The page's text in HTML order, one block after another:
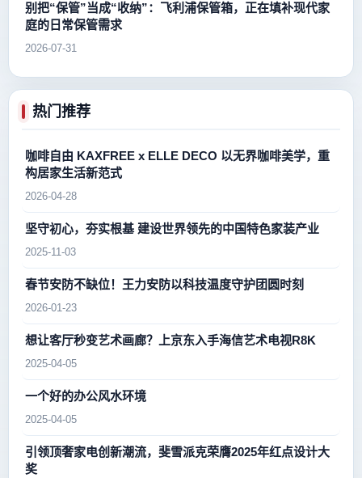
别把“保管”当成“收纳”：飞利浦保管箱，正在填补现代家
庭的日常保管需求
2026-07-31
热门推荐
咖啡自由 KAXFREE x ELLE DECO 以无界咖啡美学，重
构居家生活新范式
2026-04-28
坚守初心，夯实根基 建设世界领先的中国特色家装产业
2025-11-03
春节安防不缺位！王力安防以科技温度守护团圆时刻
2026-01-23
想让客厅秒变艺术画廊？上京东入手海信艺术电视R8K
2025-04-05
一个好的办公风水环境
2025-04-05
引领顶奢家电创新潮流，斐雪派克荣膺2025年红点设计大
奖